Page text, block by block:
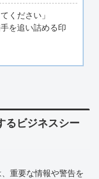
ください」
を追い詰める印
るビジネスシー
重要な情報や警告を